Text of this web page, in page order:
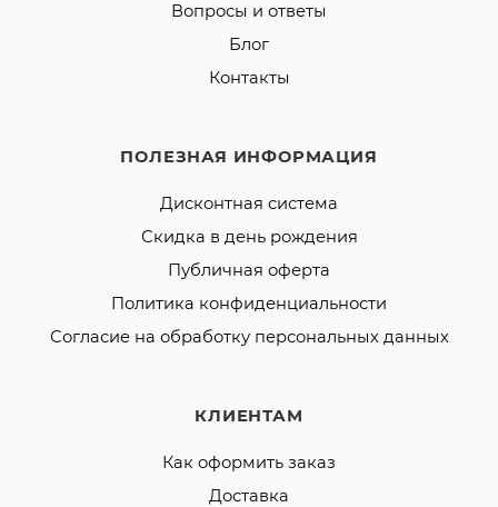
Вопросы и ответы
Блог
Контакты
ПОЛЕЗНАЯ ИНФОРМАЦИЯ
Дисконтная система
Скидка в день рождения
Публичная оферта
Политика конфиденциальности
Согласие на обработку персональных данных
КЛИЕНТАМ
Как оформить заказ
Доставка